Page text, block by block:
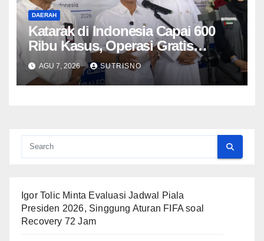
DAERAH
Katarak di Indonesia Capai 600
Ribu Kasus, Operasi Gratis
Targetkan 500 Pasien di
Purwokerto
AGU 7, 2026 SUTRISNO
Igor Tolic Minta Evaluasi Jadwal Piala
Presiden 2026, Singgung Aturan FIFA soal
Recovery 72 Jam